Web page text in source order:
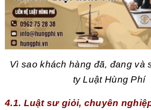
Vì sao khách hàng đã, đang và
ty Luật Hùng Phí
4.1. Luật sư giỏi, chuyên